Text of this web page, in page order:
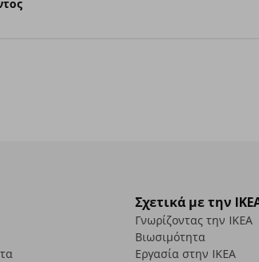
Σχετικά με την
Γνωρίζοντας την IKEA
Βιωσιμότητα
Εργασία στην IKEA